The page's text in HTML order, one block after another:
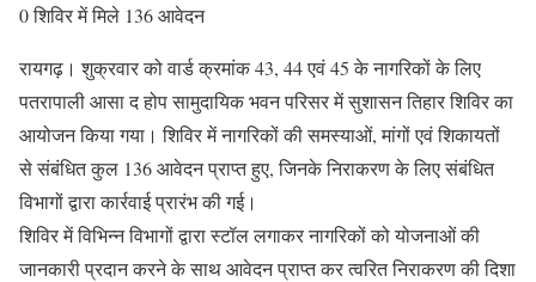
0 शिविर में मिले 136 आवेदन
रायगढ़। शुक्रवार को वार्ड क्रमांक 43, 44 एवं 45 के नागरिकों के लिए
पतरापाली आसा द होप सामुदायिक भवन परिसर में सुशासन तिहार शिविर का
आयोजन किया गया। शिविर में नागरिकों की समस्याओं, मांगों एवं शिकायतों
से संबंधित कुल 136 आवेदन प्राप्त हुए, जिनके निराकरण के लिए संबंधित
विभागों द्वारा कार्रवाई प्रारंभ की गई।
शिविर में विभिन्न विभागों द्वारा स्टॉल लगाकर नागरिकों को योजनाओं की
जानकारी प्रदान करने के साथ आवेदन प्राप्त कर त्वरित निराकरण की दिशा